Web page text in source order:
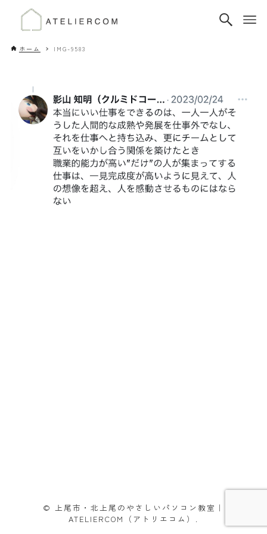
ホーム IMG-9583
© 上尾市・北上尾のやさしいパソコン教室｜
ATELIERCOM（アトリエコム）.